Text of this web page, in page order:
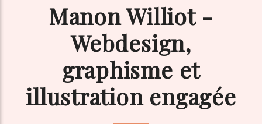
Manon Williot -
Webdesign,
graphisme et
illustration engagée